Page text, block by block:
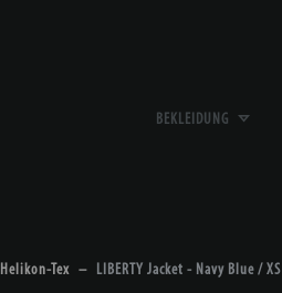
BEKLEIDUNG
Helikon-Tex LIBERTY Jacket - Navy Blue / XS